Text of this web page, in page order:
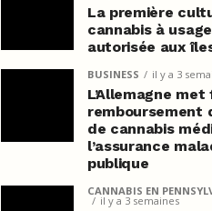
La première
cannabis à
autorisée aux
BUSINESS il y a 3
L’Allemagne met
remboursement
de cannabis
l’assurance
publique
CANNABIS EN
il y a 3 semaines